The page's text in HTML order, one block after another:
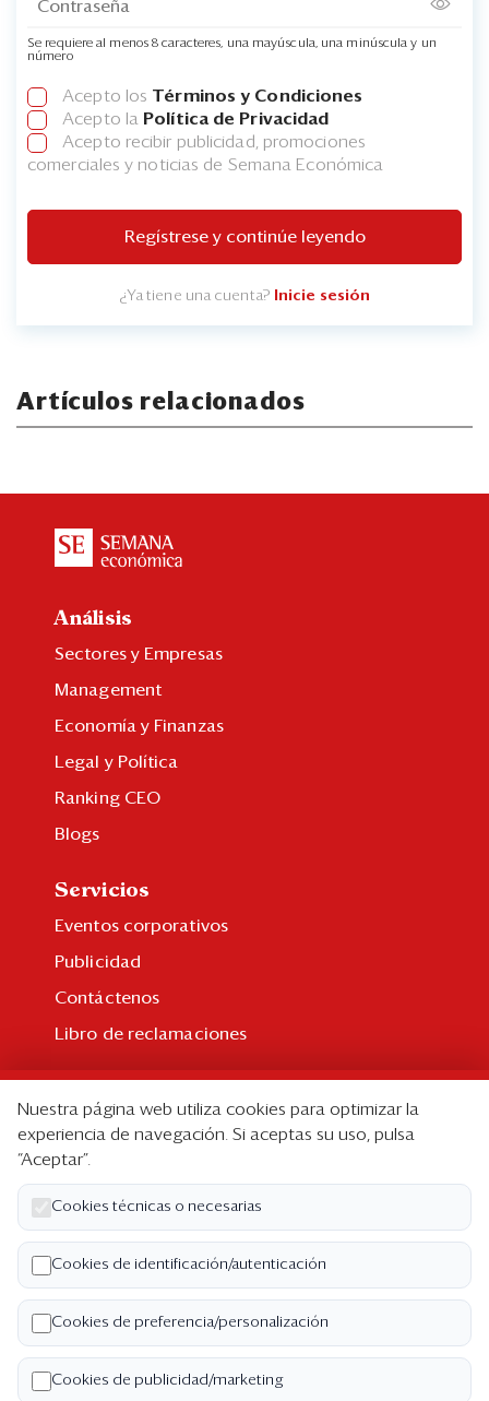
Se requiere al menos 8 caracteres, una mayúscula, una minúscula y un
número
Acepto los Términos y Condiciones
Acepto la Política de Privacidad
Acepto recibir publicidad, promociones
comerciales y noticias de Semana Económica
Regístrese y continúe leyendo
¿Ya tiene una cuenta? Inicie sesión
Artículos relacionados
Análisis
Sectores y Empresas
Management
Economía y Finanzas
Legal y Política
Ranking CEO
Blogs
Servicios
Eventos corporativos
Publicidad
Contáctenos
Libro de reclamaciones
Suscripción individual
Paquetes corporativos
Edición Impresa
Nosotros
Quiénes somos
Código de ética
Términos y Condiciones
Nuestra página web utiliza cookies para optimizar la
experiencia de navegación. Si aceptas su uso, pulsa
“Aceptar”.
Cookies técnicas o necesarias
Cookies de identificación/autenticación
Cookies de preferencia/personalización
Cookies de publicidad/marketing